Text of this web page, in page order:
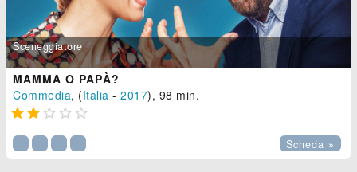
Sceneggiatore
MAMMA O PAPÀ?
Commedia, (Italia -2017), 98 min.
    
Scheda »